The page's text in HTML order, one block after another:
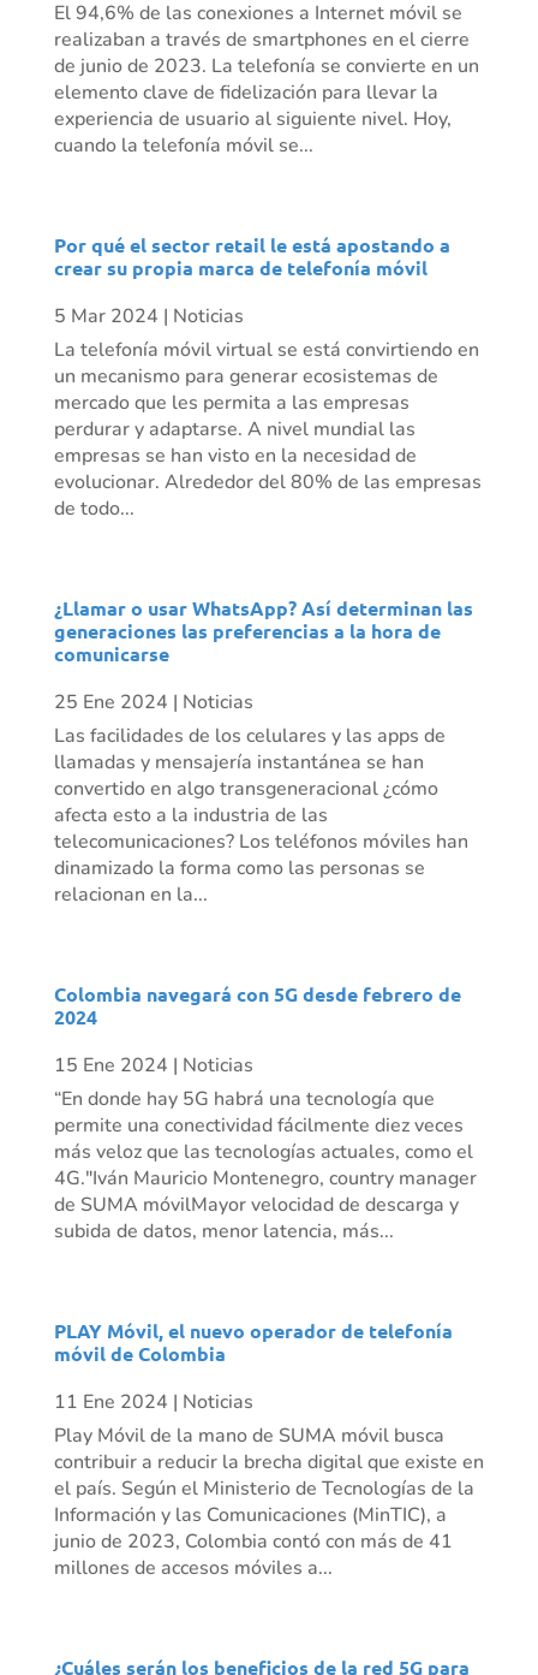
El 94,6% de las conexiones a Internet móvil se
realizaban a través de smartphones en el cierre
de junio de 2023. La telefonía se convierte en un
elemento clave de fidelización para llevar la
experiencia de usuario al siguiente nivel. Hoy,
cuando la telefonía móvil se...
Por qué el sector retail le está apostando a
crear su propia marca de telefonía móvil
5 Mar 2024 | Noticias
La telefonía móvil virtual se está convirtiendo en
un mecanismo para generar ecosistemas de
mercado que les permita a las empresas
perdurar y adaptarse. A nivel mundial las
empresas se han visto en la necesidad de
evolucionar. Alrededor del 80% de las empresas
de todo...
¿Llamar o usar WhatsApp? Así determinan las
generaciones las preferencias a la hora de
comunicarse
25 Ene 2024 | Noticias
Las facilidades de los celulares y las apps de
llamadas y mensajería instantánea se han
convertido en algo transgeneracional ¿cómo
afecta esto a la industria de las
telecomunicaciones? Los teléfonos móviles han
dinamizado la forma como las personas se
relacionan en la...
Colombia navegará con 5G desde febrero de
2024
15 Ene 2024 | Noticias
“En donde hay 5G habrá una tecnología que
permite una conectividad fácilmente diez veces
más veloz que las tecnologías actuales, como el
4G."Iván Mauricio Montenegro, country manager
de SUMA móvilMayor velocidad de descarga y
subida de datos, menor latencia, más...
PLAY Móvil, el nuevo operador de telefonía
móvil de Colombia
11 Ene 2024 | Noticias
Play Móvil de la mano de SUMA móvil busca
contribuir a reducir la brecha digital que existe en
el país. Según el Ministerio de Tecnologías de la
Información y las Comunicaciones (MinTIC), a
junio de 2023, Colombia contó con más de 41
millones de accesos móviles a...
¿Cuáles serán los beneficios de la red 5G para